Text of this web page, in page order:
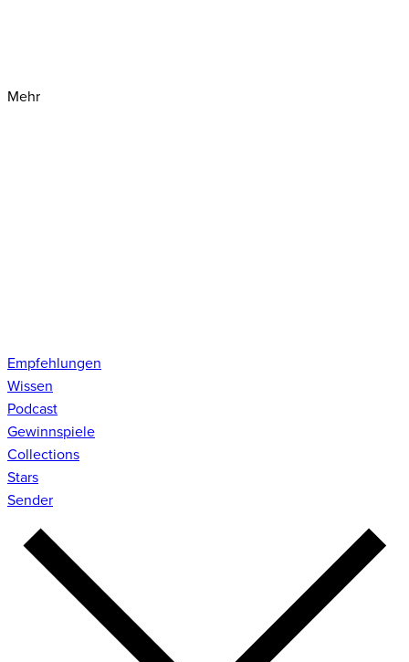
Mehr
Empfehlungen
Wissen
Podcast
Gewinnspiele
Collections
Stars
Sender